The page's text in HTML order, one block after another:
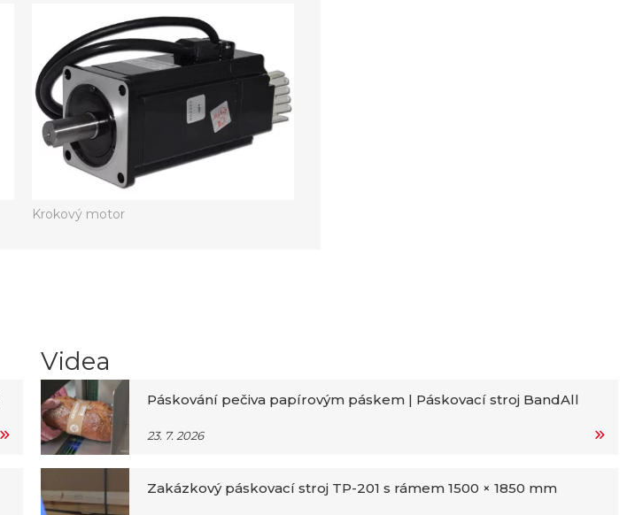
Krokový motor
Videa
Páskování pečiva papírovým páskem | Páskovací stroj BandAll
23. 7. 2026
Zakázkový páskovací stroj TP-201 s rámem 1500 × 1850 mm